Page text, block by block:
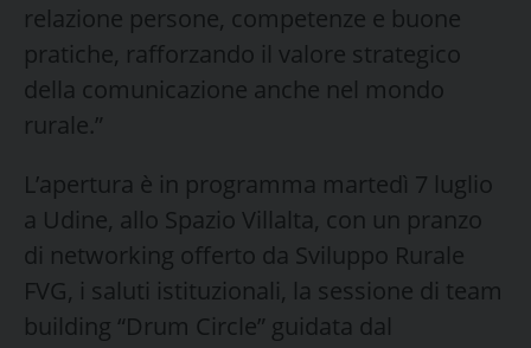
relazione persone, competenze e buone
pratiche, rafforzando il valore strategico
della comunicazione anche nel mondo
rurale.”
L’apertura è in programma martedì 7 luglio
a Udine, allo Spazio Villalta, con un pranzo
di networking offerto da Sviluppo Rurale
FVG, i saluti istituzionali, la sessione di team
building “Drum Circle” guidata dal